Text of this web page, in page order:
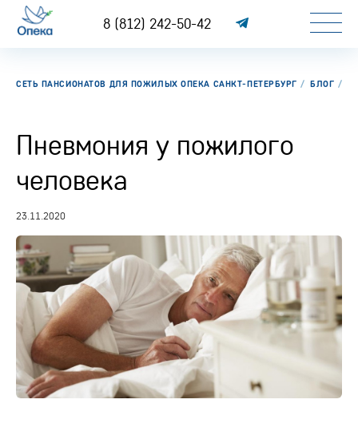
8 (812) 242-50-42
СЕТЬ ПАНСИОНАТОВ ДЛЯ ПОЖИЛЫХ ОПЕКА САНКТ-ПЕТЕРБУРГ БЛОГ
Пневмония у пожилого
человека
23.11.2020